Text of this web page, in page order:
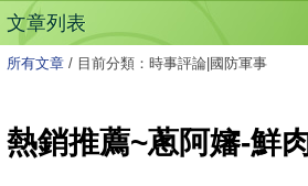
文章列表
所有文章 / 目前分類：時事評論|國防軍事
熱銷推薦~蔥阿嬸-鮮